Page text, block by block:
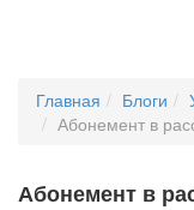
Главная Блоги
Абонемент в
Абонемент в